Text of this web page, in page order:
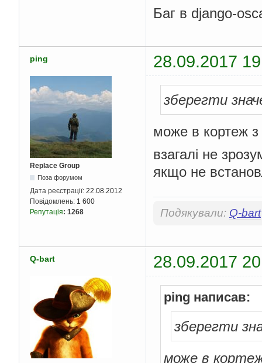
Баг в django-
ping 28.09.2017
Replace Group
Поза форумом
Дата реєстрації: 22.08.2012
Повідомлень: 1 600
Репутація: 1268
зберегти
може в кортеж з
взагалі не
якщо не
Подякували: Q-bart
Q-bart 28.09.2017
ping написав:
зберегти
може в